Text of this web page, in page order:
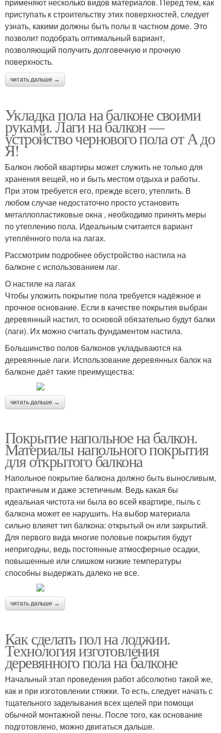
применяют несколько видов материалов. Перед тем, как
приступать к строительству этих поверхностей, следует
узнать, какими должны быть полы в частном доме. Это
позволит подобрать оптимальный вариант,
позволяющий получить долговечную и прочную
поверхность.
читать дальше →
Укладка пола на балконе своими
руками. Лаги на балкон —
устройство чернового пола от А до
Я!
Балкон любой квартиры может служить не только для
хранения вещей, но и быть местом отдыха и работы.
При этом требуется его, прежде всего, утеплить. В
любом случае недостаточно просто установить
металлопластиковые окна , необходимо принять меры
по утеплению пола. Идеальным считается вариант
утеплённого пола на лагах.
Рассмотрим подробнее обустройство настила на
балконе с использованием лаг.
О настиле на лагах
Чтобы уложить покрытие пола требуется надёжное и
прочное основание. Если в качестве покрытия выбран
деревянный настил, то основой обязательно будут балки
(лаги). Их можно считать фундаментом настила.
Большинство полов балконов укладываются на
деревянные лаги. Использование деревянных балок на
балконе даёт такие преимущества:
читать дальше →
Покрытие напольное на балкон.
Материалы напольного покрытия
для открытого балкона
Напольное покрытие балкона должно быть выносливым,
практичным и даже эстетичным. Ведь какая бы
идеальная чистота ни была во всей квартире, пыль с
балкона может ее нарушить. На выбор материала
сильно влияет тип балкона: открытый он или закрытий.
Для первого вида многие половые покрытия будут
непригодны, ведь постоянные атмосферные осадки,
повышенные или слишком низкие температуры
способны выдержать далеко не все.
читать дальше →
Как сделать пол на лоджии.
Технология изготовления
деревянного пола на балконе
Начальный этап проведения работ абсолютно такой же,
как и при изготовлении стяжки. То есть, следует начать с
тщательного заделывания всех щелей при помощи
обычной монтажной пены. После того, как основание
подготовлено, можно двигаться дальше.